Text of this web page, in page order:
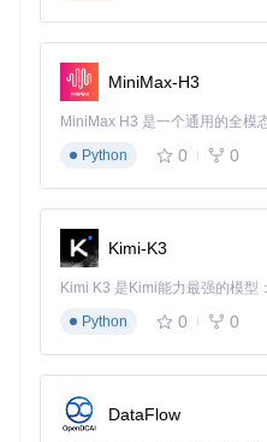
Legado的书源自定义功能是
许用户添加各种网络内容来源
应用中。
新手必知的书源配置步骤 ：
测试书源可用性，调整更
按类别整理书源，建立个
户，比如同时追更网络小说、
读者。
🔍 如何解决阅读环境不适配问
Legado提供了全方位的阅读
MiniMax-H3
Python
0 0
Kimi-K3
Python
0 0
DataFlow